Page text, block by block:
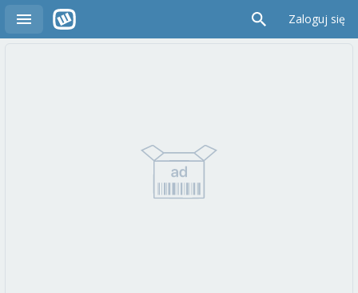
Zaloguj się